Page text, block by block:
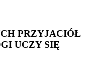
PRZYJACIÓŁ
UCZY SIĘ